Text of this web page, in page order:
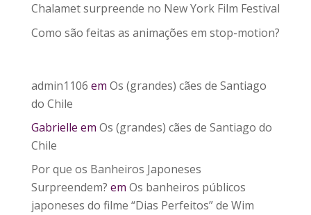
Chalamet surpreende no New York Film Festival
Como são feitas as animações em stop-motion?
admin1106 em Os (grandes) cães de Santiago
do Chile
Gabrielle em Os (grandes) cães de Santiago do
Chile
Por que os Banheiros Japoneses
Surpreendem? em Os banheiros públicos
japoneses do filme “Dias Perfeitos” de Wim